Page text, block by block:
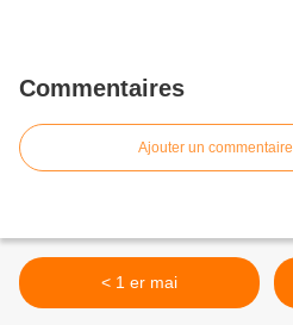
Commentaires
Ajouter un commentaire
< 1 er mai